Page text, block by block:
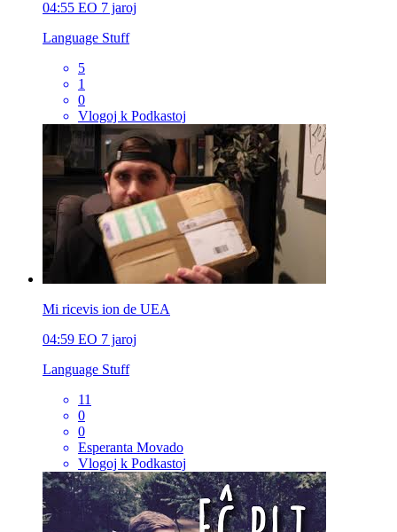
04:55 EO 7 jaroj
Language Stuff
5
1
0
Vlogoj k Podkastoj
Mi ricevis ion de UEA
04:59 EO 7 jaroj
Language Stuff
11
0
0
Esperanta Movado
Vlogoj k Podkastoj